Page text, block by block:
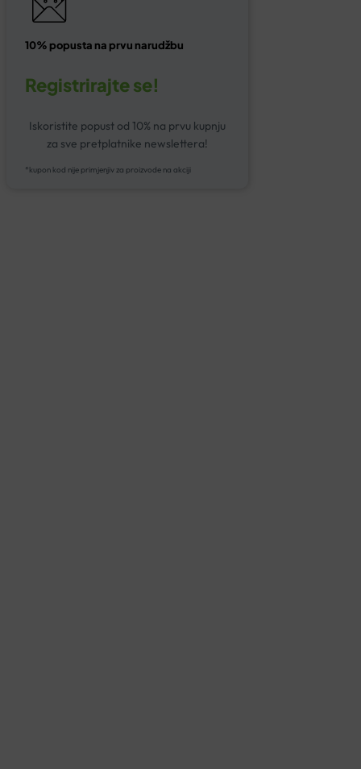
10% popusta na prvu narudžbu
Registrirajte se!
Iskoristite popust od 10% na prvu kupnju
za sve pretplatnike newslettera!
*kupon kod nije primjenjiv za proizvode na akciji